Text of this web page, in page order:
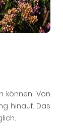
können. Von
hinauf. Das